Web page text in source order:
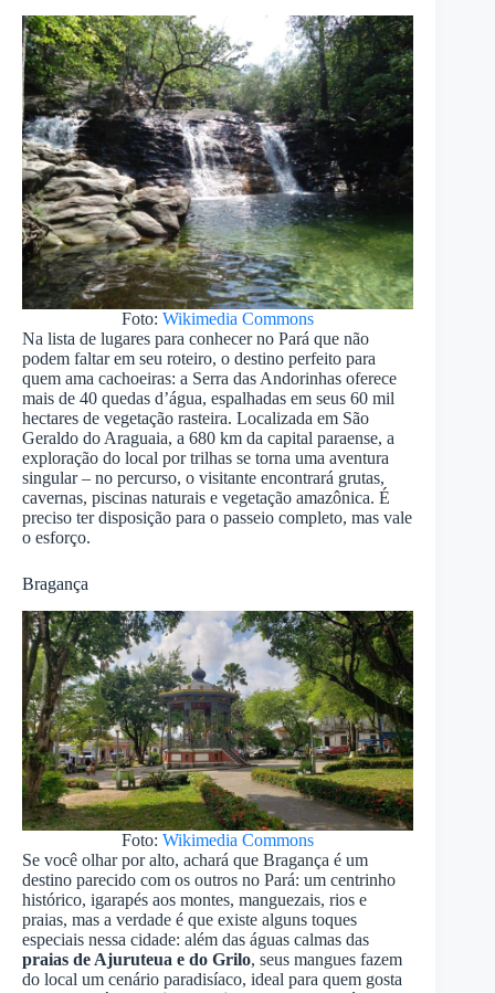
Foto:Wikimedia Commons
Na lista de lugares para conhecer no Pará que não
podem faltar em seu roteiro, o destino perfeito para
quem ama cachoeiras: a Serra das Andorinhas oferece
mais de 40 quedas d’água, espalhadas em seus 60 mil
hectares de vegetação rasteira. Localizada em São
Geraldo do Araguaia, a 680 km da capital paraense, a
exploração do local por trilhas se torna uma aventura
singular – no percurso, o visitante encontrará grutas,
cavernas, piscinas naturais e vegetação amazônica. É
preciso ter disposição para o passeio completo, mas vale
o esforço.
Bragança
Foto:Wikimedia Commons
Se você olhar por alto, achará que Bragança é um
destino parecido com os outros no Pará: um centrinho
histórico, igarapés aos montes, manguezais, rios e
praias, mas a verdade é que existe alguns toques
especiais nessa cidade: além das águas calmas das
praias de Ajuruteua e do Grilo, seus mangues fazem
do local um cenário paradisíaco, ideal para quem gosta